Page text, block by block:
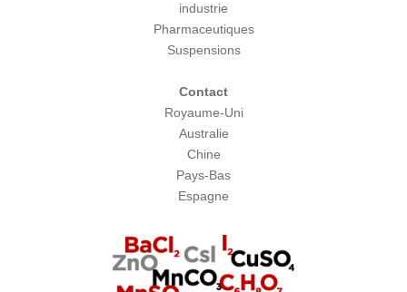
industrie
Pharmaceutiques
Suspensions
Contact
Royaume-Uni
Australie
Chine
Pays-Bas
Espagne